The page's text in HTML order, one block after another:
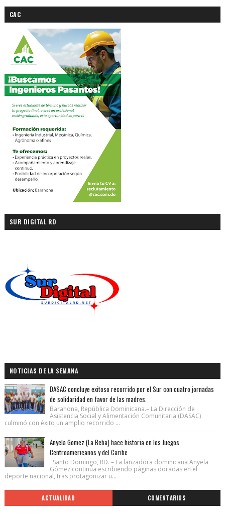
CAC
SUR DIGITAL RD
NOTICIAS DE LA SEMANA
DASAC concluye exitoso recorrido por el Sur con cuatro jornadas
de solidaridad en favor de las madres.
Barahona, República Dominicana.– La Dirección de
Asistencia Social y Alimentación Comunitaria (DASAC)
culminó con éxito un amplio recorrido ...
Anyela Gomez (La Beba) hace historia en los Juegos
Centroamericanos y del Caribe
Santo Domingo, RD. – La lanzadora dominicana Anyela
Gómez continúa escribiendo páginas doradas en el
deporte nacional, tras protagonizar u...
ACTUALIDAD COMENTARIOS